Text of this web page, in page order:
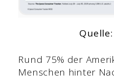
Quelle:
Rund 75% der
Menschen hinter